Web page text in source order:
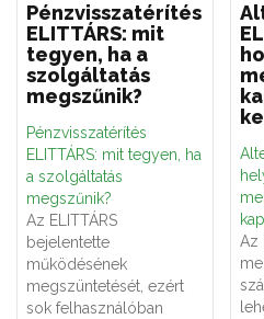
Pénzvisszatérítés
ELITTÁRS: mit
tegyen, ha a
szolgáltatás
megszűnik?
Pénzvisszatérítés
ELITTÁRS: mit tegyen, ha
a szolgáltatás
megszűnik?
Az ELITTÁRS
bejelentette
működésének
megszüntetését, ezért
sok felhasználóban
Az